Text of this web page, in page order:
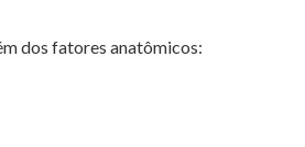
dos fatores anatômicos: